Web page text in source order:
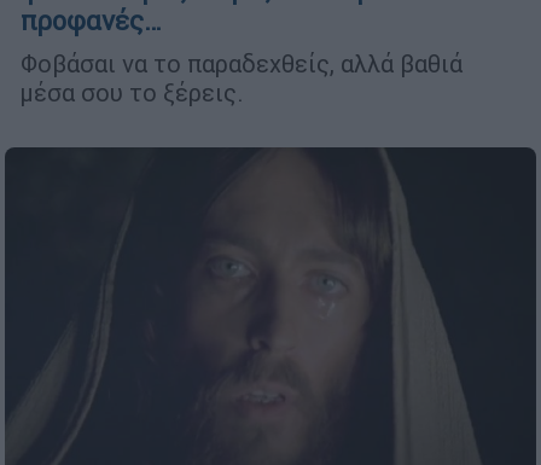
προφανές…
Φοβάσαι να το παραδεχθείς, αλλά βαθιά
μέσα σου το ξέρεις.